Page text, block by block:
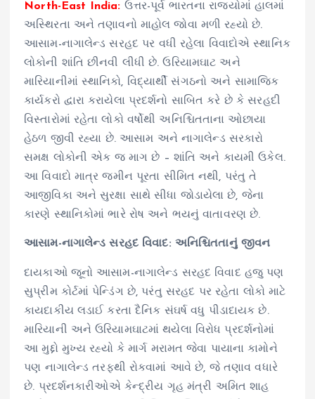
North-East India: ઉત્તર-પૂર્વ ભારતના રાજ્યોમાં હાલમાં
અસ્થિરતા અને તણાવનો માહોલ જોવા મળી રહ્યો છે.
આસામ-નાગાલેન્ડ સરહદ પર વધી રહેલા વિવાદોએ સ્થાનિક
લોકોની શાંતિ છીનવી લીધી છે. ઉરિયામઘાટ અને
મારિયાનીમાં સ્થાનિકો, વિદ્યાર્થી સંગઠનો અને સામાજિક
કાર્યકરો દ્વારા કરાયેલા પ્રદર્શનો સાબિત કરે છે કે સરહદી
વિસ્તારોમાં રહેતા લોકો વર્ષોથી અનિશ્ચિતતાના ઓછાયા
હેઠળ જીવી રહ્યા છે. આસામ અને નાગાલેન્ડ સરકારો
સમક્ષ લોકોની એક જ માગ છે – શાંતિ અને કાયમી ઉકેલ.
આ વિવાદો માત્ર જમીન પૂરતા સીમિત નથી, પરંતુ તે
આજીવિકા અને સુરક્ષા સાથે સીધા જોડાયેલા છે, જેના
કારણે સ્થાનિકોમાં ભારે રોષ અને ભયનું વાતાવરણ છે.
આસામ-નાગાલેન્ડ સરહદ વિવાદ: અનિશ્ચિતતાનું જીવન
દાયકાઓ જૂનો આસામ-નાગાલેન્ડ સરહદ વિવાદ હજુ પણ
સુપ્રીમ કોર્ટમાં પેન્ડિંગ છે, પરંતુ સરહદ પર રહેતા લોકો માટે
કાયદાકીય લડાઈ કરતા દૈનિક સંઘર્ષ વધુ પીડાદાયક છે.
મારિયાની અને ઉરિયામઘાટમાં થયેલા વિરોધ પ્રદર્શનોમાં
આ મુદ્દો મુખ્ય રહ્યો કે માર્ગ મરામત જેવા પાયાના કામોને
પણ નાગાલેન્ડ તરફથી રોકવામાં આવે છે, જે તણાવ વધારે
છે. પ્રદર્શનકારીઓએ કેન્દ્રીય ગૃહ મંત્રી અમિત શાહ